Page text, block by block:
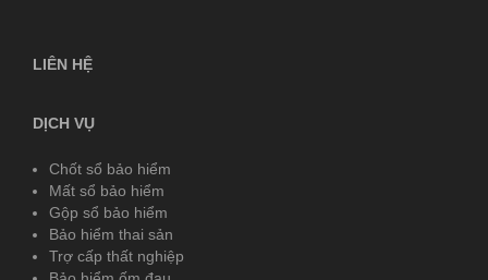
LIÊN HỆ
DỊCH VỤ
Chốt sổ bảo hiểm
Mất sổ bảo hiểm
Gộp sổ bảo hiểm
Bảo hiểm thai sản
Trợ cấp thất nghiệp